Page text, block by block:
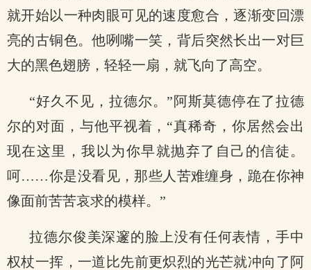
就开始以一种肉眼可见的速度愈合，逐渐变回漂
亮的古铜色。他咧嘴一笑，背后突然长出一对巨
大的黑色翅膀，轻轻一扇，就飞向了高空。
“好久不见，拉德尔。”阿斯莫德停在了拉德
尔的对面，与他平视着，“真稀奇，你居然会出
现在这里，我以为你早就抛弃了自己的信徒。
呵……你是没看见，那些人苦难缠身，跪在你神
像面前苦苦哀求的模样。”
拉德尔俊美深邃的脸上没有任何表情，手中
权杖一挥，一道比先前更炽烈的光芒就冲向了阿